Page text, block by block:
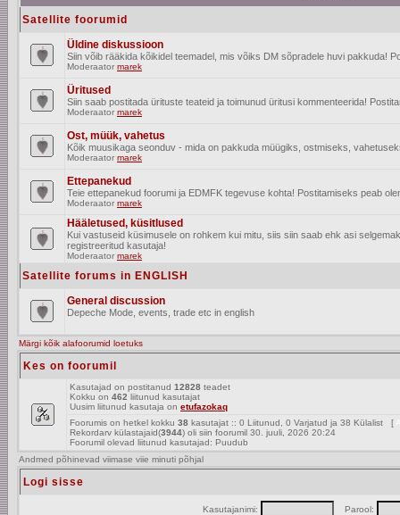
Satellite foorumid
Üldine diskussioon
Siin võib rääkida kõikidel teemadel, mis võiks DM sõpradele huvi pakkuda!
Moderaator marek
Üritused
Siin saab postitada ürituste teateid ja toimunud üritusi kommenteerida!
Moderaator marek
Ost, müük, vahetus
Kõik muusikaga seonduv - mida on pakkuda müügiks, ostmiseks,
Moderaator marek
Ettepanekud
Teie ettepanekud foorumi ja EDMFK tegevuse kohta! Postitamiseks peab
Moderaator marek
Hääletused, küsitlused
Kui vastuseid küsimusele on rohkem kui mitu, siis siin saab ehk asi
registreeritud kasutaja!
Moderaator marek
Satellite forums in ENGLISH
General discussion
Depeche Mode, events, trade etc in english
Märgi kõik alafoorumid loetuks
Kes on foorumil
Kasutajad on postitanud 12828 teadet
Kokku on 462 liitunud kasutajat
Uusim liitunud kasutaja on etufazokaq
Foorumis on hetkel kokku 38 kasutajat :: 0 Liitunud, 0 Varjatud ja 38 Külalist [
Rekordarv külastajaid(3944) oli siin foorumil 30. juuli, 2026 20:24
Foorumil olevad liitunud kasutajad: Puudub
Andmed põhinevad viimase viie minuti põhjal
Logi sisse
Kasutajanimi: Parool: